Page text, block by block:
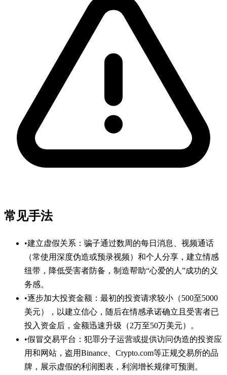
常见手法
•建立虚假关系：骗子通过数周的每日消息、视频通话
（常使用深度伪造或预录视频）和个人分享，建立情感
纽带，降低受害者防备，制造帮助“心爱的人”成功的义
务感。
•逐步加大投资金额：最初的投资请求较小（500至5000
美元），以建立信心，随后在情感承诺确立且受害者已
投入资金后，金额迅速升级（2万至50万美元）。
•假冒交易平台：犯罪分子运营或提供访问伪造的投资应
用和网站，盗用Binance、Crypto.com等正规交易所的品
牌，展示虚假的利润图表，利润增长规律可预测。